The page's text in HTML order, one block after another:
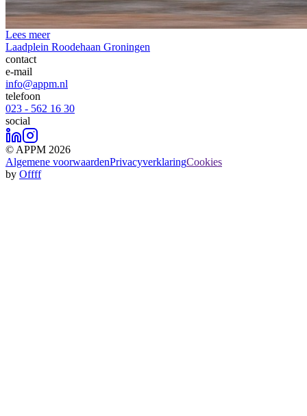
Lees meer
Laadplein Roodehaan Groningen
contact
e-mail
info@appm.nl
telefoon
023 - 562 16 30
social
© APPM 2026
Algemene voorwaardenPrivacyverklaringCookies
by Offff